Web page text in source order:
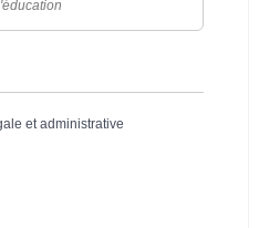
et administrative